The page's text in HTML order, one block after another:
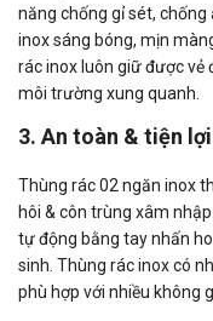
năng chống gỉ sét,
inox sáng bóng, mịn
rác inox luôn giữ được vẻ
môi trường xung quanh.
3. An toàn & tiện lợi
Thùng rác 02 ngăn inox
hôi & côn trùng xâm
tự động bằng tay nhấn
sinh. Thùng rác inox có
phù hợp với nhiều không